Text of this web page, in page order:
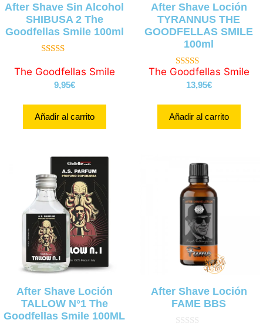
After Shave Sin Alcohol
SHIBUSA 2 The
Goodfellas Smile 100ml
de 5
The Goodfellas Smile
9,95€
Añadir al carrito
After Shave Loción
TYRANNUS THE
GOODFELLAS SMILE
100ml
5.00
de 5
The Goodfellas Smile
13,95€
Añadir al carrito
After Shave Loción
TALLOW N°1 The
Goodfellas Smile 100ML
After Shave Loción
FAME BBS